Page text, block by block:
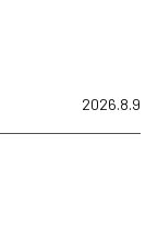
2026.8.9